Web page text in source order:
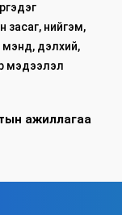
нийгэм,
мэнд, дэлхий,
мэдээлэл
ажиллагаа